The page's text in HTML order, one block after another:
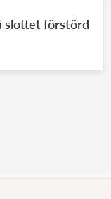
slottet förstörd